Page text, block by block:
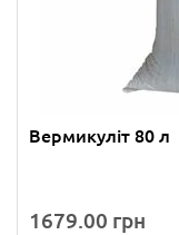
Вермикуліт 80 л
1679.00 грн